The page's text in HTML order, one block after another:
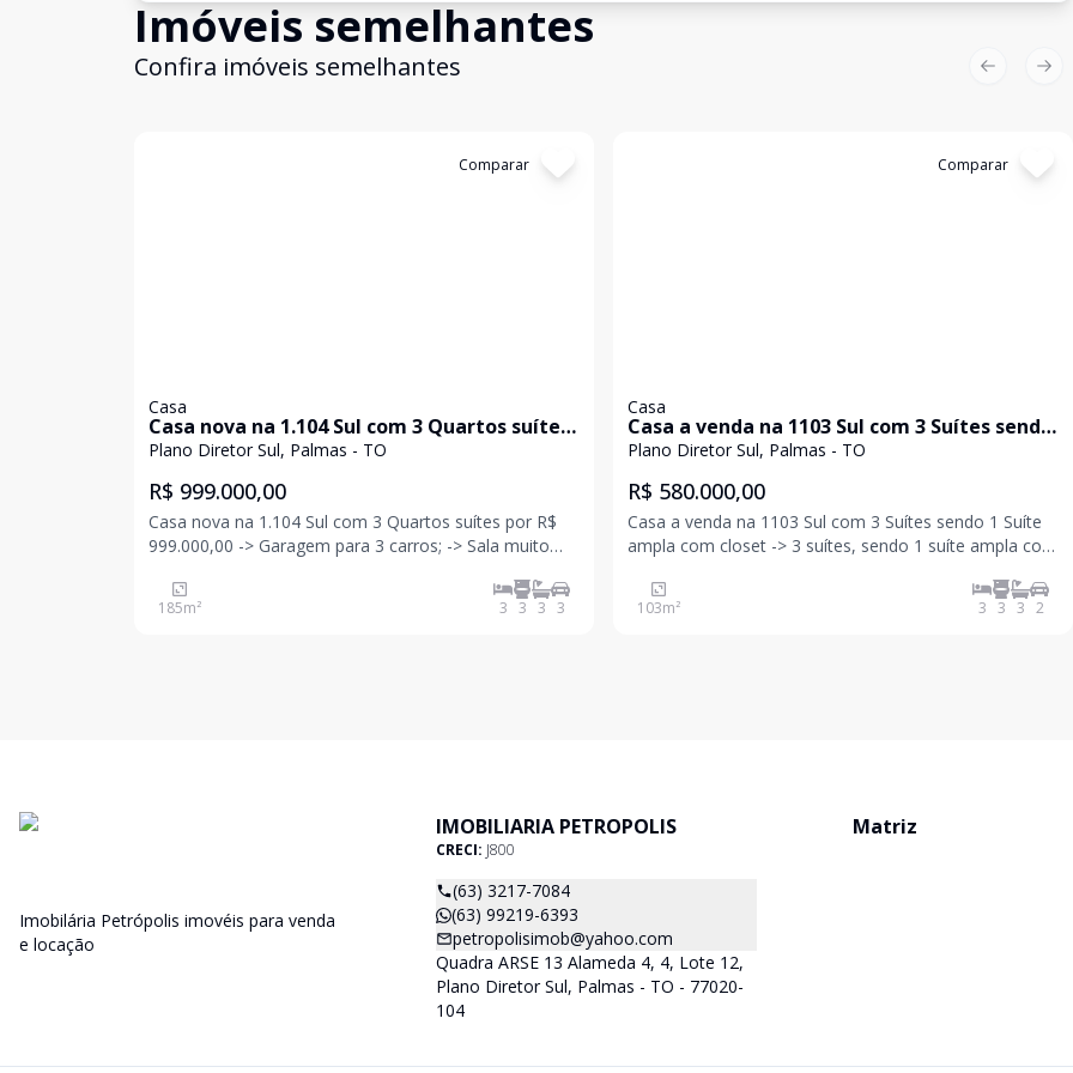
Imóveis semelhantes
Confira imóveis semelhantes
Comparar
Casa
Casa nova na 1.104 Sul com 3 Quartos suítes
por R$ 999.000,00
Plano Diretor Sul, Palmas - TO
R$ 999.000,00
Casa nova na 1.104 Sul com 3 Quartos suítes por R$
999.000,00 -> Garagem para 3 carros; -> Sala muito
veneziana de alumínio; -> Sala de jantar ampla; ->
Cozinha junta com área gourmet completa com ch
185m² 3 3 3 3
Comparar
Casa
Casa a venda na 1103 Sul com 3 Suítes sendo
1 Suíte ampla com closet
Plano Diretor Sul, Palmas - TO
R$ 580.000,00
Casa a venda na 1103 Sul com 3 Suítes sendo 1 Suíte
ampla com closet -> 3 suítes, sendo 1 suíte ampla com
103m² 3 3 3 2
Previous
Imobilária Petrópolis imovéis para venda
e locação
IMOBILIARIA PETROPOLIS
CRECI: J800
(63) 3217-7084
(63) 99219-6393
petropolisimob@yahoo.com
Quadra ARSE 13 Alameda 4, 4, Lote 12,
Plano Diretor Sul, Palmas - TO - 77020-
104
Matriz